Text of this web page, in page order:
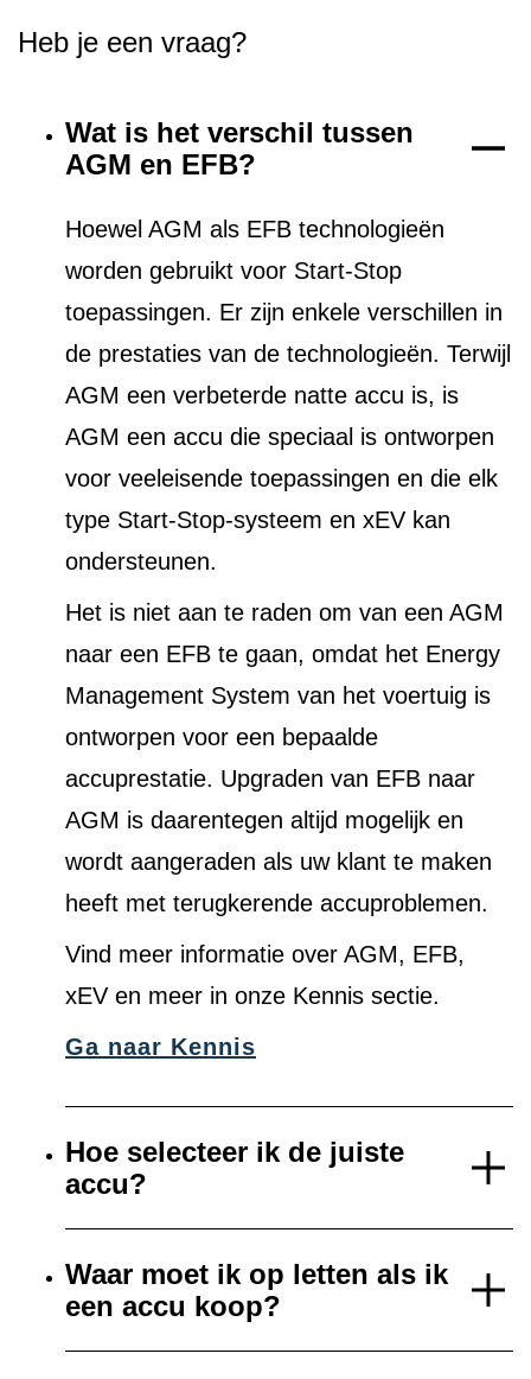
Heb je een vraag?
Wat is het verschil tussen
AGM en EFB?
Hoewel AGM als EFB technologieën
worden gebruikt voor Start-Stop
toepassingen. Er zijn enkele verschillen in
de prestaties van de technologieën. Terwijl
AGM een verbeterde natte accu is, is
AGM een accu die speciaal is ontworpen
voor veeleisende toepassingen en die elk
type Start-Stop-systeem en xEV kan
ondersteunen.
Het is niet aan te raden om van een AGM
naar een EFB te gaan, omdat het Energy
Management System van het voertuig is
ontworpen voor een bepaalde
accuprestatie. Upgraden van EFB naar
AGM is daarentegen altijd mogelijk en
wordt aangeraden als uw klant te maken
heeft met terugkerende accuproblemen.
Vind meer informatie over AGM, EFB,
xEV en meer in onze Kennis sectie.
Ga naar Kennis
Hoe selecteer ik de juiste
accu?
Waar moet ik op letten als ik
een accu koop?